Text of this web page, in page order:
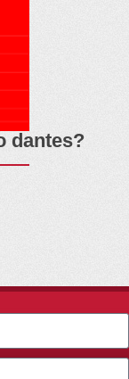
dantes?